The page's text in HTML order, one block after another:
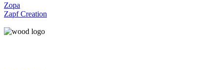
Zopa
Zapf Creation